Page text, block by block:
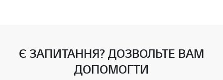
Є ЗАПИТАННЯ? ДОЗВОЛЬТЕ ВАМ
ДОПОМОГТИ